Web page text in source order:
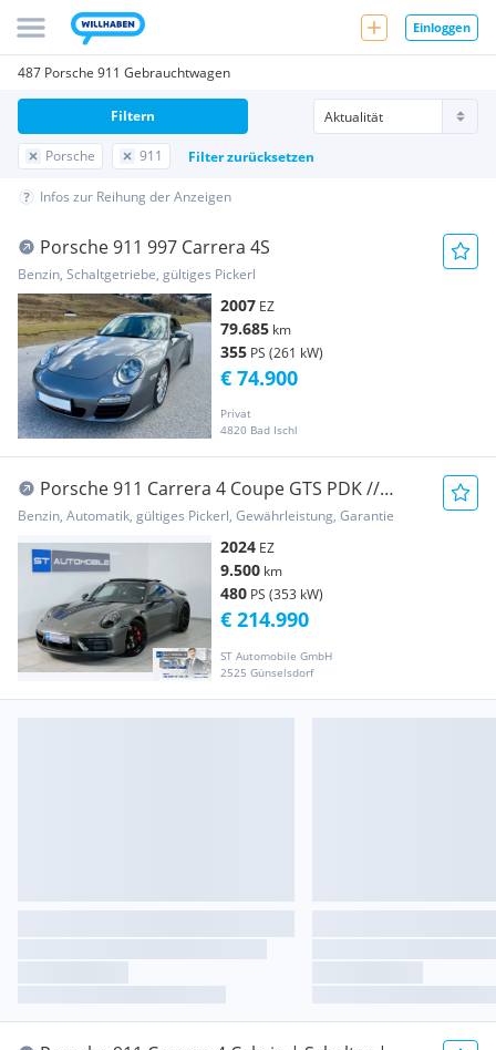
Einloggen
487 Porsche 911 Gebrauchtwagen
Porsche 911 Filter zurücksetzen
Filtern
Infos zur Reihung der Anzeigen
Porsche 911 997 Carrera 4S
Benzin, Schaltgetriebe, gültiges Pickerl
2007 EZ
79.685 km
355 PS (261 kW)
Privat
4820 Bad Ischl
€ 74.900
Porsche 911 Carrera 4 Coupe GTS PDK //
LEASINGFÄHIG //...
Benzin, Automatik, gültiges Pickerl, Gewährleistung, Garantie
2024 EZ
9.500 km
480 PS (353 kW)
ST Automobile GmbH
2525 Günselsdorf
€ 214.990